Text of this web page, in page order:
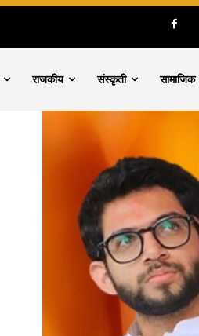
राजकीय संस्कृती सामाजिक